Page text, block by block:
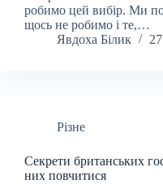
робимо цей вибір. Ми
щось не робимо і те,…
Явдоха Білик
Різне
Секрети британських
них повчитися